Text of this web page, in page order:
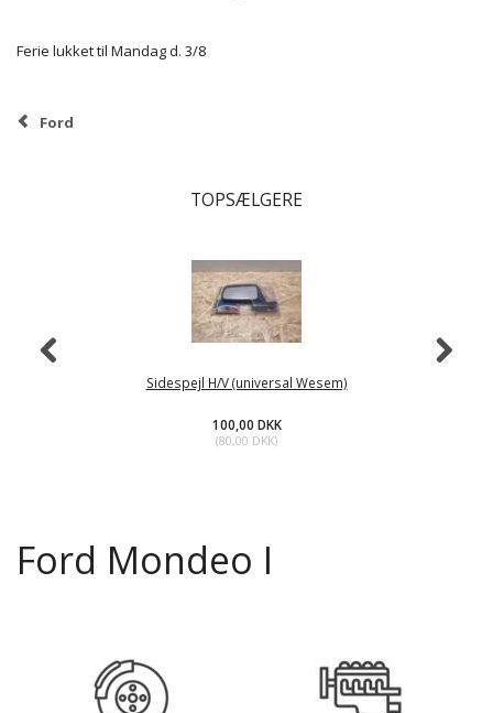
Ferie lukket til Mandag d. 3/8
Ford
TOPSÆLGERE
Sidespejl H/V (universal Wesem)
100,00 DKK
(80,00 DKK)
Ford Mondeo I